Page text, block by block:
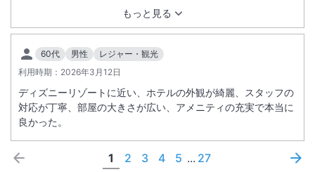
もっと見る
ました。ホテルの方と運転手さんで父を車椅子に乗せてもらい
バスから下車させていただき大変助かりました
60代 男性
レジャー・観光
利用時期： 2026年3月12日
ディズニーリゾートに近い、ホテルの外観が綺麗、スタッフの
対応が丁寧、部屋の大きさが広い、アメニティの充実で本当に
良かった。
1 2 3 4 5 ... 27